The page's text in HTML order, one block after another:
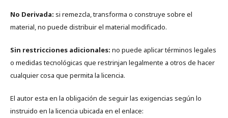
No Derivada: si remezcla, transforma o construye sobre el
material, no puede distribuir el material modificado.
Sin restricciones adicionales: no puede aplicar términos legales
o medidas tecnológicas que restrinjan legalmente a otros de hacer
cualquier cosa que permita la licencia.
El autor esta en la obligación de seguir las exigencias según lo
instruido en la licencia ubicada en el enlace: